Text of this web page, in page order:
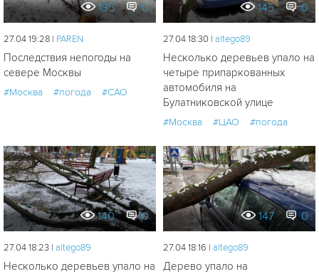
135 0
27.04 19:28 | PAREN
Последствия непогоды на
севере Москвы
#Москва #погода #САО
145 0
27.04 18:30 | altego89
Несколько деревьев упало на
четыре припаркованных
автомобиля на
Булатниковской улице
#Москва #ЦАО #погода
140 0
27.04 18:23 | altego89
Несколько деревьев упало на
147 0
27.04 18:16 | altego89
Дерево упало на